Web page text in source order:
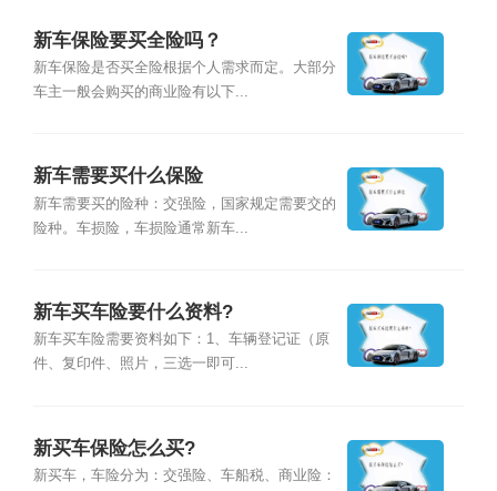
新车保险要买全险吗？
新车保险是否买全险根据个人需求而定。大部分
车主一般会购买的商业险有以下...
新车需要买什么保险
新车需要买的险种：交强险，国家规定需要交的
险种。车损险，车损险通常新车...
新车买车险要什么资料?
新车买车险需要资料如下：1、车辆登记证（原
件、复印件、照片，三选一即可...
新买车保险怎么买?
新买车，车险分为：交强险、车船税、商业险：